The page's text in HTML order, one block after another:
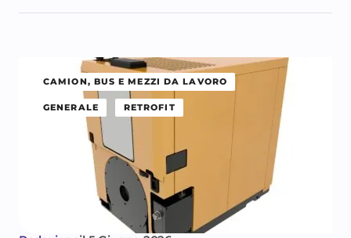
CAMION, BUS E MEZZI DA LAVORO
GENERALE RETROFIT